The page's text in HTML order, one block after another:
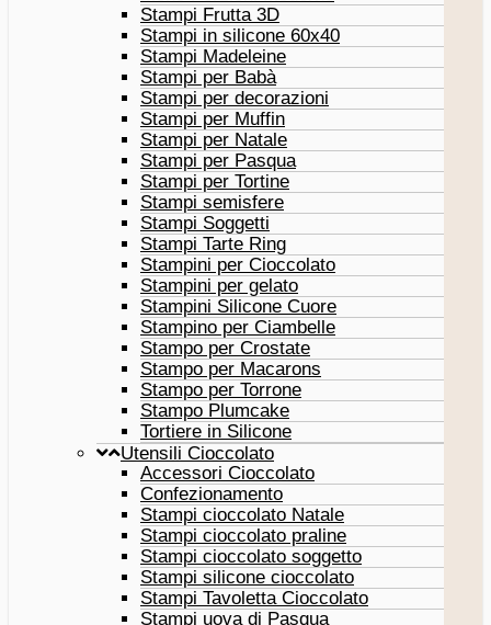
Stampi Frutta 3D
Stampi in silicone 60x40
Stampi Madeleine
Stampi per Babà
Stampi per decorazioni
Stampi per Muffin
Stampi per Natale
Stampi per Pasqua
Stampi per Tortine
Stampi semisfere
Stampi Soggetti
Stampi Tarte Ring
Stampini per Cioccolato
Stampini per gelato
Stampini Silicone Cuore
Stampino per Ciambelle
Stampo per Crostate
Stampo per Macarons
Stampo per Torrone
Stampo Plumcake
Tortiere in Silicone
Utensili Cioccolato
Accessori Cioccolato
Confezionamento
Stampi cioccolato Natale
Stampi cioccolato praline
Stampi cioccolato soggetto
Stampi silicone cioccolato
Stampi Tavoletta Cioccolato
Stampi uova di Pasqua